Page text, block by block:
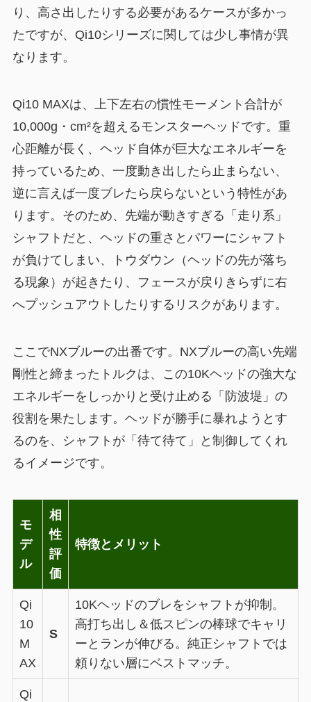
り、高さ出したりする必要があるケースが多かっ
たですが、Qi10シリーズに関しては少し事情が異
なります。
Qi10 MAXは、上下左右の慣性モーメント合計が
10,000g・cm²を超えるモンスターヘッドです。重
心距離が長く、ヘッド自体が巨大なエネルギーを
持っているため、一度動き出したら止まらない、
逆に言えば一度ブレたら戻らないという特性があ
ります。そのため、先端が動きすぎる「走り系」
シャフトだと、ヘッドの重さとパワーにシャフト
が負けてしまい、トウダウン（ヘッドの先が落ち
る現象）が起きたり、フェースが戻りきらずに右
へプッシュアウトしたりするリスクがあります。
ここでNXブルーの出番です。NXブルーの高い先端
剛性と締まったトルクは、この10Kヘッドの強大な
エネルギーをしっかりと受け止める「防波堤」の
役割を果たします。ヘッドが勝手に暴れようとす
るのを、シャフトが「待て待て」と制御してくれ
るイメージです。
モ
デ
ル
相
性
評
価
特徴とメリット
Qi
10
M
AX
S
10Kヘッドのブレをシャフトが抑制。
高打ち出し＆低スピンの棒球でキャリ
ーとランが伸びる。純正シャフトでは
頼りない層にベストマッチ。
Qi